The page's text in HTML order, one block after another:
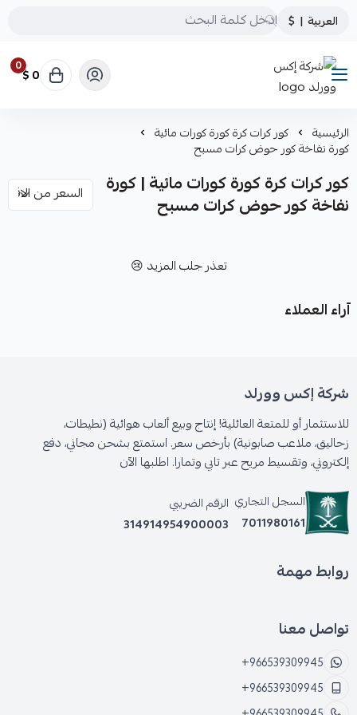
العربية |
$
شركة إكس وورلد
0 0 $
الرئيسية كور كرات كرة كورة كورات مائية
كورة نفاخة كور حوض كرات مسبح
كور كرات كرة كورة كورات مائية | كورة
نفاخة كور حوض كرات مسبح
تعذر جلب المزيد 😢
آراء العملاء
شركة إكس وورلد
للاستثمار أو للمتعة العائلية! إنتاج وبيع ألعاب هوائية (نطيطات،
زحاليق، ملاعب صابونية) بأرخص سعر. استمتع بشحن مجاني، دفع
إلكتروني، وتقسيط مريح عبر تابي وتمارا. اطلبها الآن
السجل التجاري
7011980161
الرقم الضريبي
314914954900003
روابط مهمة
تواصل معنا
+966539309945
+966539309945